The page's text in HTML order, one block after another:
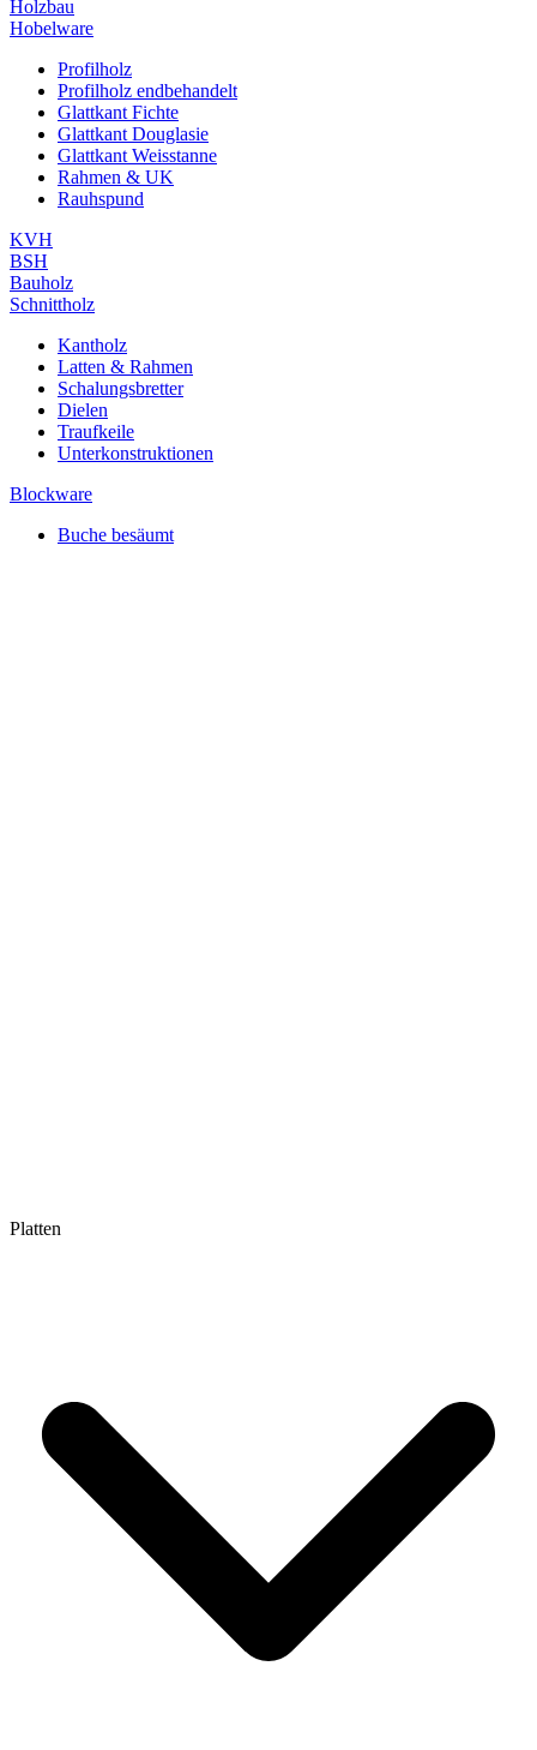
Holzbau
Hobelware
Profilholz
Profilholz endbehandelt
Glattkant Fichte
Glattkant Douglasie
Glattkant Weisstanne
Rahmen & UK
Rauhspund
KVH
BSH
Bauholz
Schnittholz
Kantholz
Latten & Rahmen
Schalungsbretter
Dielen
Traufkeile
Unterkonstruktionen
Blockware
Buche besäumt
Platten